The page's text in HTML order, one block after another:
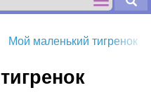
Мой маленький тигренок